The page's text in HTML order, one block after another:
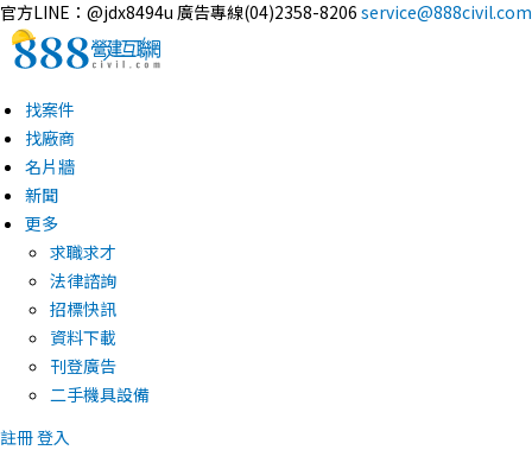
官方LINE：@jdx8494u 廣告專線(04)2358-8206 service@888civil.com
找案件
找廠商
名片牆
新聞
更多
求職求才
法律諮詢
招標快訊
資料下載
刊登廣告
二手機具設備
註冊登入